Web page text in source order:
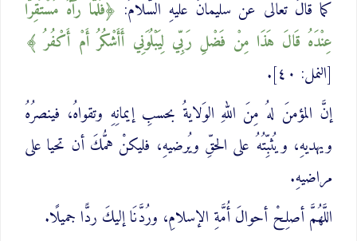
كما قالَ تعالى عن سليمانَ عليهِ السَّلامُ:
فَلَمَّا رَآهُ مُسْتَقِرًّا
عِنْدَهُ قَالَ هَذَا مِنْ فَضْلِ رَبِّي لِيَبْلُوَنِي أَأَشْكُرُ أَمْ أَكْفُرُ
[النمل: ٤٠].
إنَّ المؤمنَ لهُ مِنَ اللهِ الوَلايةُ بحسبِ إيمانِهِ وتقواهُ، فينصرُهُ
ويهديهِ، ويُثبِّتُهُ على الحقِّ ويُرضيهِ، فليكنْ همُّكَ أن تحيا على
مراضيهِ.
اللَّهُمَّ أصلِحْ أحوالَ أُمَّةِ الإسلامِ، ورُدَّنَا إليكَ ردًّا جميلًا.